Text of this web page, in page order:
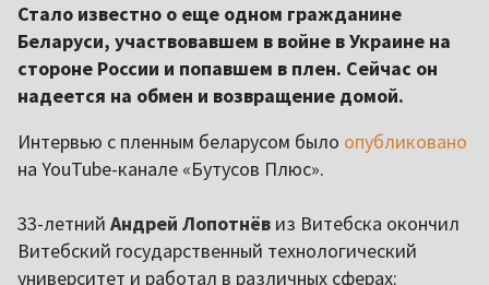
Стало известно о еще одном гражданине
Беларуси, участвовавшем в войне в Украине на
стороне России и попавшем в плен. Сейчас он
надеется на обмен и возвращение домой.
Интервью с пленным беларусом было опубликовано
на YouTube-канале «Бутусов Плюс».
33-летний Андрей Лопотнёв из Витебска окончил
Витебский государственный технологический
университет и работал в различных сферах: